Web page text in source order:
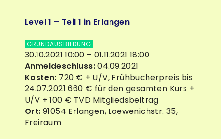
Level 1 – Teil 1 in Erlangen
GRUNDAUSBILDUNG
30.10.2021 10:00 – 01.11.2021 18:00
Anmeldeschluss:04.09.2021
Kosten: 720 € + U/V, Frühbucherpreis bis
24.07.2021 660 € für den gesamten Kurs +
U/V + 100 € TVD Mitgliedsbeitrag
Ort: 91054 Erlangen, Loewenichstr. 35,
Freiraum